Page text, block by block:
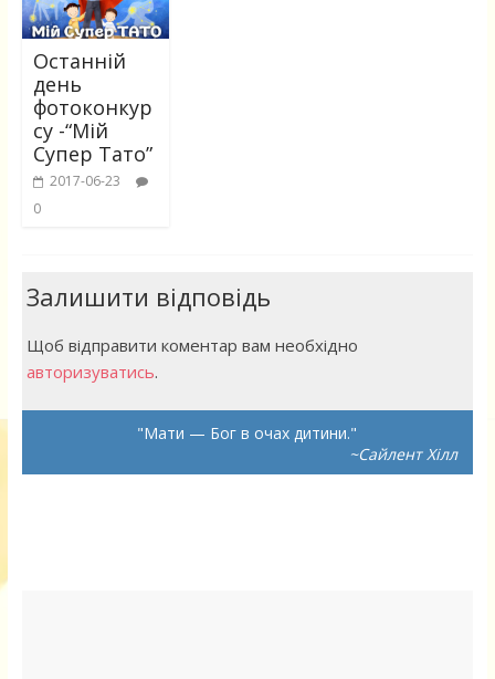
Останній
день
фотоконкур
су -“Мій
Супер Тато”
2017-06-23
0
Залишити відповідь
Щоб відправити коментар вам необхідно
авторизуватись.
Мати — Бог в очах дитини.
~Сайлент Хілл